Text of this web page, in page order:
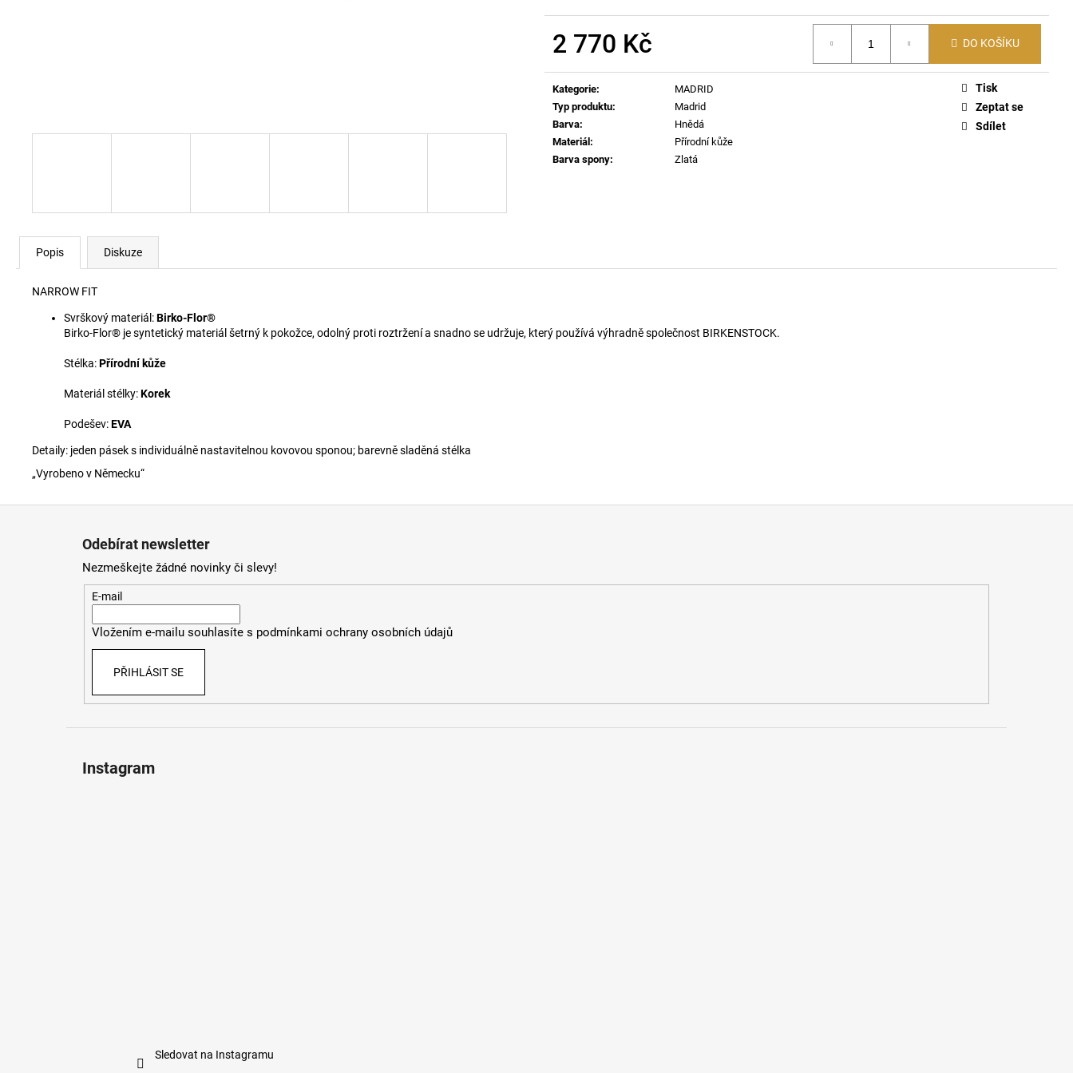
2 770 Kč DO KOŠÍKU
Kategorie:
MADRID
Typ produktu:
Madrid
Barva:
Hnědá
Materiál:
Přírodní kůže
Barva spony: Zlatá
Tisk
Zeptat se
Sdílet
Popis Diskuze
NARROW FIT
Svrškový materiál:Birko-Flor®
Birko-Flor® je syntetický materiál šetrný k pokožce, odolný proti roztržení a snadno se udržuje, který používá výhradně společnost BIRKENSTOCK.
Stélka:Přírodní kůže
Materiál stélky:Korek
Podešev:EVA
Detaily: jeden pásek s individuálně nastavitelnou kovovou sponou; barevně sladěná stélka
„Vyrobeno v Německu“
Odebírat newsletter
Nezmeškejte žádné novinky či slevy!
E-mail
Vložením e-mailu souhlasíte s podmínkami ochrany osobních údajů
PŘIHLÁSIT SE
Instagram
Sledovat na Instagramu